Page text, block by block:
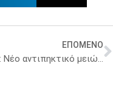
ΕΠΟΜΕΝΟ